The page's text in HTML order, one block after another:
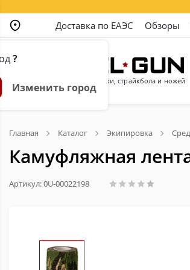
?
Изменить город
Доставка по ЕАЭС Обзоры
Магазин пневматики, страйкбола и ножей
Главная Каталог Экипировка
Камуфляжная
Артикул: 0U-00022198